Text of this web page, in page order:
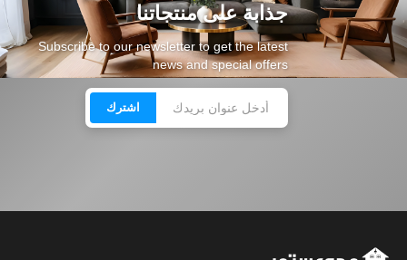
جذابة على منتجاتنا
Subscribe to our newsletter to get the latest
news and special offers
اشترك